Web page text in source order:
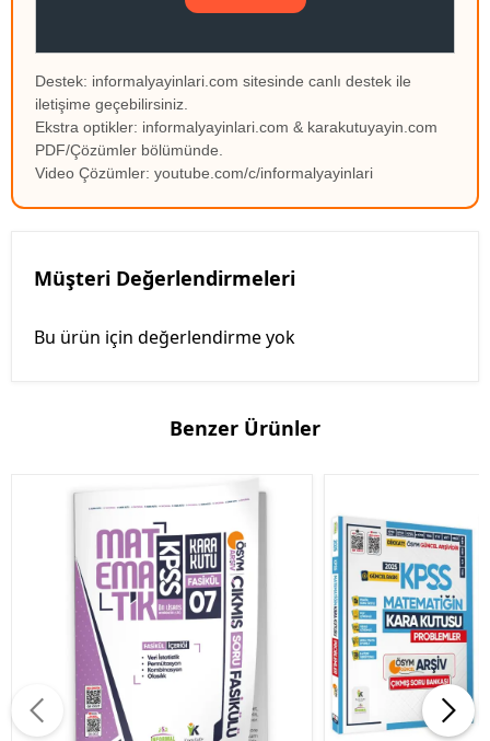
Destek: informalyayinlari.com sitesinde canlı destek ile
iletişime geçebilirsiniz.
Ekstra optikler: informalyayinlari.com & karakutuyayin.com
PDF/Çözümler bölümünde.
Video Çözümler: youtube.com/c/informalyayinlari
Müşteri Değerlendirmeleri
Bu ürün için değerlendirme yok
Benzer Ürünler